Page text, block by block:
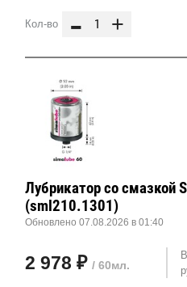
Кол-во - +
Лубрикатор со смазкой
(sml210.1301)
Обновлено 07.08.2026 в 01:40
2 978 ₽ / 60мл.